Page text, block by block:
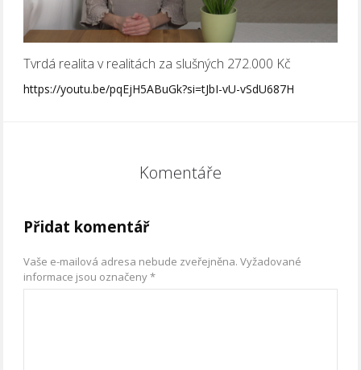
Tvrdá realita v realitách za slušných 272.000 Kč
https://youtu.be/pqEjH5ABuGk?si=tJbI-vU-vSdU687H
Komentáře
Přidat komentář
Vaše e-mailová adresa nebude zveřejněna. Vyžadované
informace jsou označeny*